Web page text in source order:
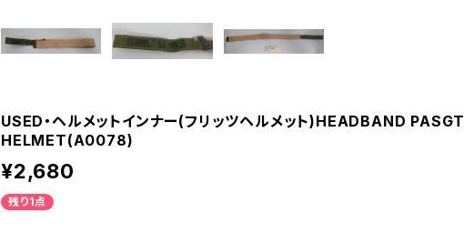
USED・ヘルメットインナー(フリッツヘルメット)HEADBAND PASGT
HELMET(A0078)
¥2,680
残り1点